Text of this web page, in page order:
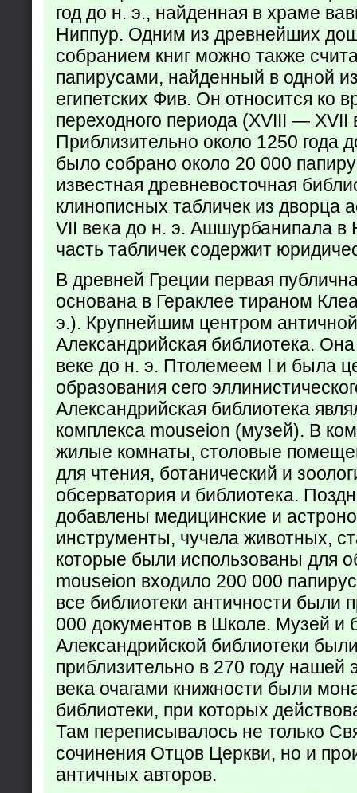
год до н. э., найденная в храме
Ниппур. Одним из древнейших
собранием книг можно также
папирусами, найденный в одной
египетских Фив. Он относится ко
переходного периода (XVIII — XVII
Приблизительно около 1250 года
было собрано около 20 000
известная древневосточная
клинописных табличек из дворца
VII века до н. э. Ашшурбанипала в
часть табличек содержит
В древней Греции первая
основана в Гераклее тираном
э.). Крупнейшим центром
Александрийская библиотека.
веке до н. э. Птолемеем I и была
образования сего
Александрийская библиотека
комплекса mouseion (музей). В
жилые комнаты, столовые
для чтения, ботанический и
обсерватория и библиотека.
добавлены медицинские и
инструменты, чучела животных,
которые были использованы для
mouseion входило 200 000
все библиотеки античности были
000 документов в Школе. Музей и
Александрийской библиотеки
приблизительно в 270 году
века очагами книжности были
библиотеки, при которых
Там переписывалось не только
сочинения Отцов Церкви, но и
античных авторов.